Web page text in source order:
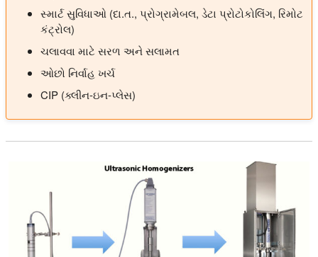
સ્માર્ટ સુવિધાઓ (દા.ત., પ્રોગ્રામેબલ, ડેટા પ્રોટોકોલિંગ, રિમોટ
કંટ્રોલ)
ચલાવવા માટે સરળ અને સલામત
ઓછો નિર્વાહ ખર્ચ
CIP (ક્લીન-ઇન-પ્લેસ)